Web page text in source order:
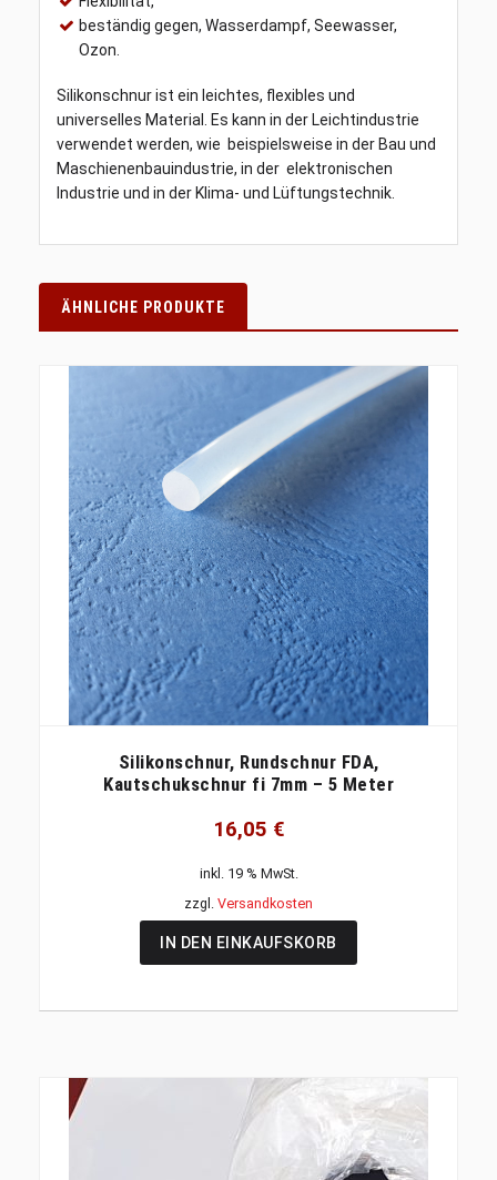
beständig gegen, Wasserdampf, Seewasser,
Ozon.
Silikonschnur ist ein leichtes, flexibles und
universelles Material. Es kann in der Leichtindustrie
verwendet werden, wie beispielsweise in der Bau und
Maschienenbauindustrie, in der elektronischen
Industrie und in der Klima- und Lüftungstechnik.
ÄHNLICHE PRODUKTE
Silikonschnur, Rundschnur FDA,
Kautschukschnur fi 7mm – 5 Meter
16,05 €
inkl. 19 % MwSt.
zzgl. Versandkosten
IN DEN EINKAUFSKORB